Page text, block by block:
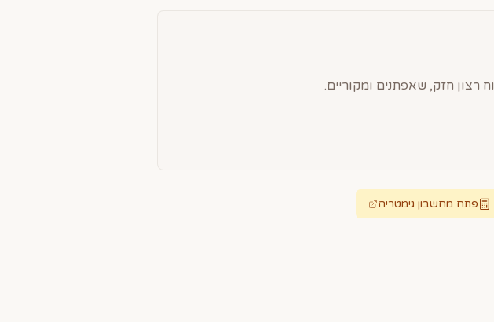
פתח מחשבון גימטריה